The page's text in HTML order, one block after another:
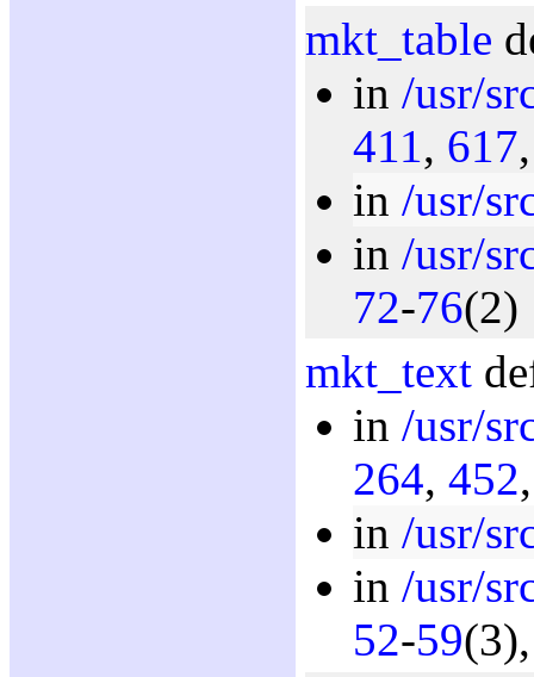
mkt_table
in /usr/
411 , 617
in /usr/
in /usr/
72-76(2)
mkt_text
in /usr/
264, 452
in /usr/
in /usr/
52-59